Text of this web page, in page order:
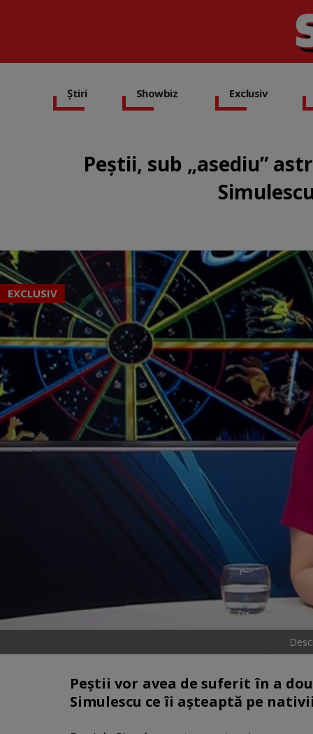
Știri Showbiz Exclusiv
Peștii, sub „asediu”
EXCLUSIV
Peștii vor avea de suferit în a
Simulescu ce îi așteaptă pe